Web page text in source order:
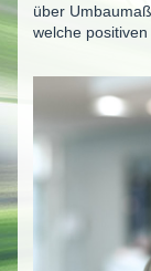
über
welche